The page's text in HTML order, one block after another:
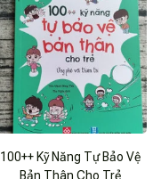
100++ Kỹ Năng Tự Bảo Vệ
Bản Thân Cho Trẻ